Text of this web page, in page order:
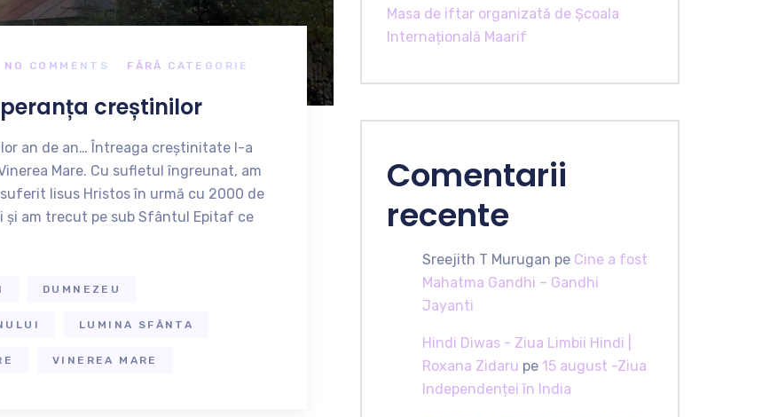
NO COMMENTS FĂRĂ CATEGORIE
creștinilor
an de an… Întreaga creștinitate l-a
Mare. Cu sufletul îngreunat, am
Iisus Hristos în urmă cu 2000 de
și am trecut pe sub Sfântul Epitaf ce
DUMNEZEU
LUMINA SFÂNTA
VINEREA MARE
Masa de iftar organizată de Școala
Internațională Maarif
Comentarii
recente
Sreejith T Murugan pe Cine a fost
Mahatma Gandhi – Gandhi
Jayanti
Hindi Diwas - Ziua Limbii Hindi |
Roxana Zidaru pe 15 august -Ziua
Independenței în India